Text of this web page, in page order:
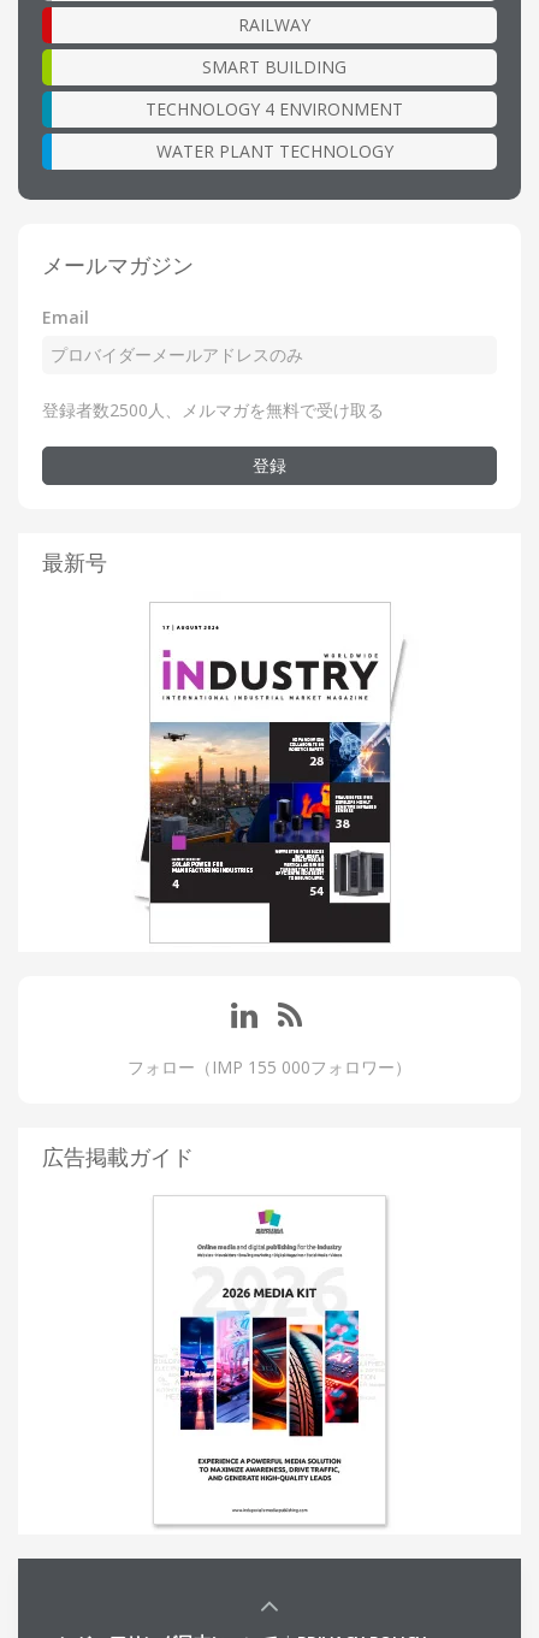
RAILWAY
SMART BUILDING
TECHNOLOGY 4 ENVIRONMENT
WATER PLANT TECHNOLOGY
メールマガジン
Email
登録者数2500人、メルマガを無料で受け取る
登録
最新号
フォロー（IMP 155 000フォロワー）
広告掲載ガイド